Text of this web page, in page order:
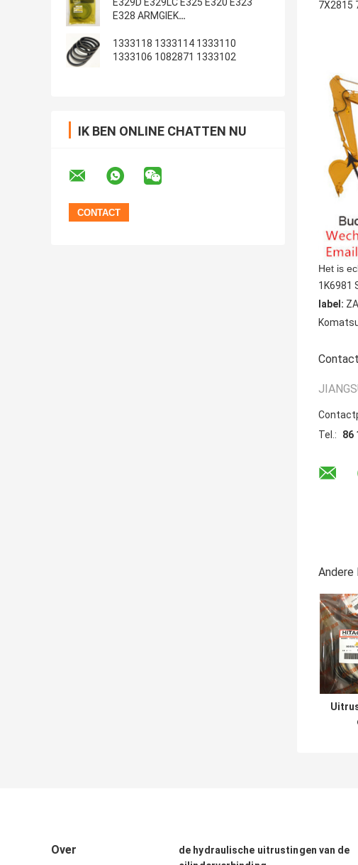
E329D E329LC E325 E320 E323
E328 ARMGIEK
1333118 1333114 1333110
1333106 1082871 1333102
IK BEN ONLINE CHATTEN NU
7X2815
Het is
1K6981
label:
Tel.:
86
Andere
Over
de hydraulische uitrustingen van de